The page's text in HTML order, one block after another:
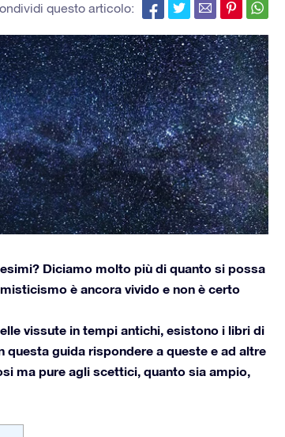
questo articolo:
Diciamo molto più di quanto si possa
è ancora vivido e non è certo
vissute in tempi antichi, esistono i libri di
guida rispondere a queste e ad altre
ma pure agli scettici, quanto sia ampio,